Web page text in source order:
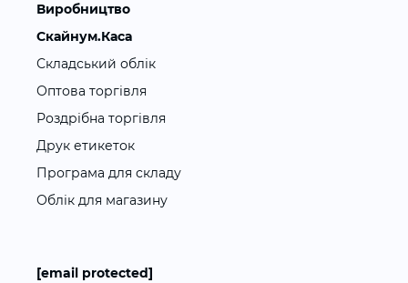
Виробництво
Скайнум.Каса
Складський облік
Оптова торгівля
Роздрібна торгівля
Друк етикеток
Програма для складу
Облік для магазину
[email protected]